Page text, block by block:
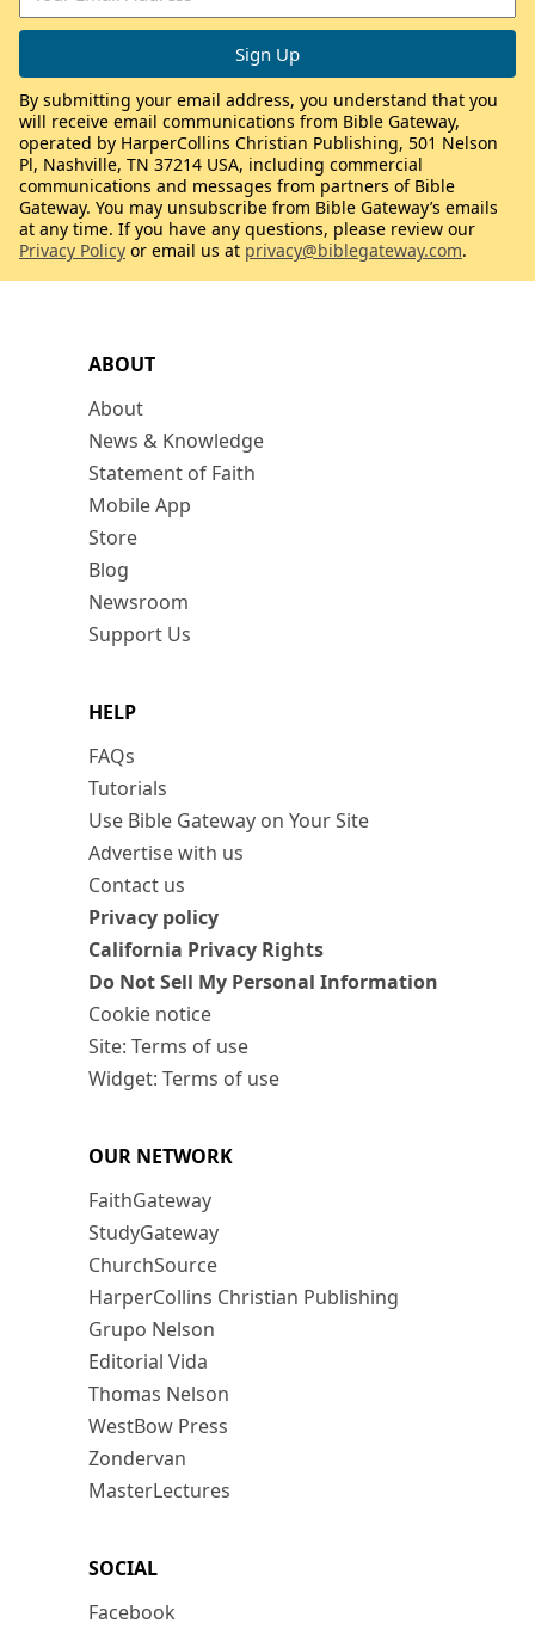
ABOUT
About
News & Knowledge
Statement of Faith
Mobile App
Store
Blog
Newsroom
Support Us
HELP
FAQs
Tutorials
Use Bible Gateway on Your Site
Advertise with us
Contact us
Privacy policy
California Privacy Rights
Do Not Sell My Personal Information
Cookie notice
Site: Terms of use
Widget: Terms of use
OUR NETWORK
FaithGateway
StudyGateway
ChurchSource
HarperCollins Christian Publishing
Grupo Nelson
Editorial Vida
Thomas Nelson
WestBow Press
Zondervan
MasterLectures
SOCIAL
Facebook
By submitting your email address, you understand that you
will receive email communications from Bible Gateway,
operated by HarperCollins Christian Publishing, 501 Nelson
Pl, Nashville, TN 37214 USA, including commercial
communications and messages from partners of Bible
Gateway. You may unsubscribe from Bible Gateway’s emails
at any time. If you have any questions, please review our
Privacy Policy or email us at privacy@biblegateway.com.